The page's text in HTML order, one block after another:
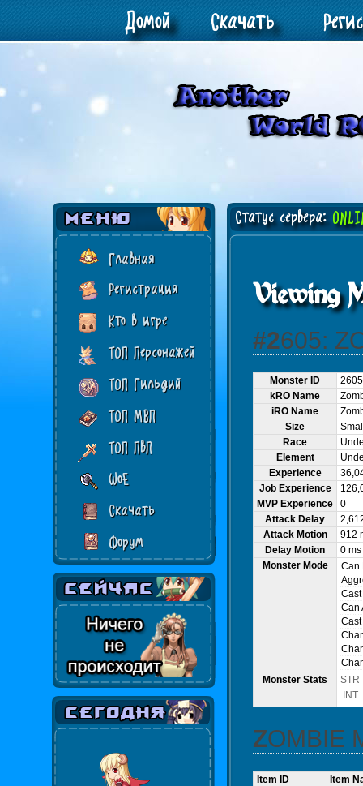
Домой Скачать
Главная
Регистрация
Кто в игре
ТОП Персонажей
ТОП Гильдий
ТОП МВП
ТОП ПвП
WoE
Скачать
Форум
Статус сервера:
Viewing
#2605:
Monster ID
2605
kRO Name
iRO Name
Size
Race
Element
Experience
Job Experience
MVP Experience
0
Attack Delay
Attack Motion
912
Delay Motion
0 ms
Monster Mode
Can
Can
Monster Stats
STR
INT
Item ID
Item